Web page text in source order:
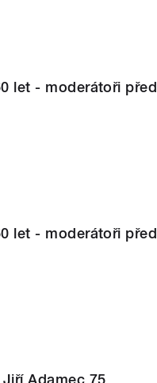
let - moderátoři před
let - moderátoři před